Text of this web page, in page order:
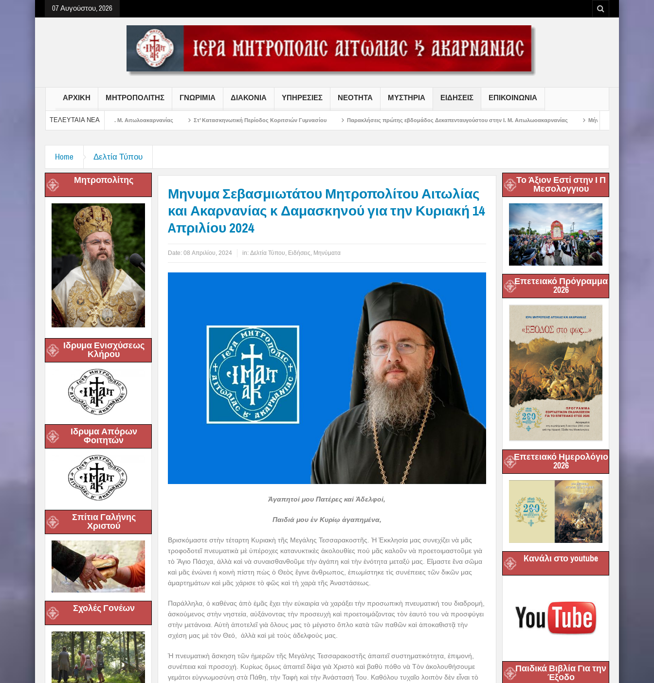
07 Αυγούστου, 2026
ΑΡΧΙΚΗ ΜΗΤΡΟΠΟΛΙΤΗΣ ΓΝΩΡΙΜΙΑ ΔΙΑΚΟΝΙΑ ΥΠΗΡΕΣΙΕΣ ΝΕΟΤΗΤΑ ΜΥΣΤΗΡΙΑ ΕΙΔΗΣΕΙΣ ΕΠΙΚΟΙΝΩΝΙΑ
ΤΕΛΕΥΤΑΙΑ ΝΕΑ
Χριστού στην Ι. Μ. Αιτωλοακαρνανίας Στ’ Κατασκηνωτική Περίοδος Κοριτσιών Γυμνασίου Παρακλήσεις πρώτης εβδομάδος Δεκαπενταυγούστου στην Ι. Μ. Αιτωλωοακαρνανίας Μήνυμα Σεβασμιωτάτου Μητροπολίτου
Home Δελτία Τύπου
Μητροπολίτης
Ιδρυμα Ενισχύσεως
Κλήρου
Ιδρυμα Απόρων
Φοιτητών
Σπίτια Γαλήνης
Χριστού
Σχολές Γονέων
Μηνυμα Σεβασμιωτάτου Μητροπολίτου Αιτωλίας
και Ακαρνανίας κ Δαμασκηνού για την Κυριακή 14
Aπριλίου 2024
Date: 08 Απριλίου, 2024 in: Δελτία Τύπου, Ειδήσεις, Μηνύματα
Ἀγαπητοί μου Πατέρες καί Ἀδελφοί,
Παιδιά μου ἐν Κυρίῳ ἀγαπημένα,
Βρισκόμαστε στὴν τέταρτη Κυριακὴ τῆς Μεγάλης Τεσσαρακοστῆς. Ἡ Ἐκκλησία μας συνεχίζει νὰ μᾶς
τροφοδοτεῖ πνευματικὰ μὲ ὑπέροχες κατανυκτικὲς ἀκολουθίες πού μᾶς καλοῦν νὰ προετοιμαστοῦμε γιὰ
τὸ Ἅγιο Πάσχα, ἀλλὰ καὶ νὰ συναισθανθοῦμε τὴν ἀγάπη καὶ τὴν ἑνότητα μεταξύ μας. Εἴμαστε ἕνα σῶμα
καὶ μᾶς ἑνώνει ἡ κοινὴ πίστη πὼς ὁ Θεὸς ἔγινε ἄνθρωπος, ἐπωμίστηκε τὶς συνέπειες τῶν δικῶν μας
ἁμαρτημάτων καὶ μᾶς χάρισε τὸ φῶς καὶ τὴ χαρὰ τῆς Ἀναστάσεως.
Παράλληλα, ὁ καθένας ἀπὸ ἐμᾶς ἔχει τὴν εὐκαιρία νὰ χαράξει τὴν προσωπικὴ πνευματική του διαδρομή,
ἀσκούμενος στὴν νηστεία, αὐξάνοντας τὴν προσευχὴ καὶ προετοιμάζοντας τὸν ἑαυτό του νὰ προσφύγει
στὴν μετάνοια. Αὐτὴ ἀποτελεῖ γιὰ ὅλους μας τὸ μέγιστο ὅπλο κατὰ τῶν παθῶν καὶ ἀποκαθιστᾷ τὴν
σχέση μας μὲ τὸν Θεό, ἀλλὰ καὶ μὲ τοὺς ἀδελφούς μας.
Ἡ πνευματικὴ ἄσκηση τῶν ἡμερῶν τῆς Μεγάλης Τεσσαρακοστῆς ἀπαιτεῖ συστηματικότητα, ἐπιμονή,
συνέπεια καὶ προσοχή. Κυρίως ὅμως ἀπαιτεῖ δίψα γιὰ Χριστὸ καὶ βαθὺ πόθο νὰ Τὸν ἀκολουθήσουμε
γεμάτοι εὐγνωμοσύνη στὰ Πάθη, τὴν Ταφὴ καὶ τὴν Ἀνάστασή Του. Καθόλου τυχαῖο λοιπὸν δὲν εἶναι τὸ
Το Άξιον Εστί στην Ι Π
Μεσολογγιου
Επετειακό Πρόγραμμα
2026
Επετειακό Ημερολόγιο
2026
Kανάλι στο youtube
Παιδικά Βιβλία Για την
Έξοδο